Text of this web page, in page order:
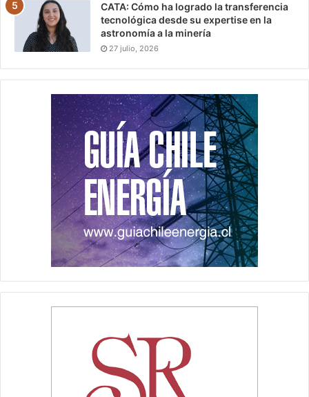
CATA: Cómo ha logrado la transferencia
tecnológica desde su expertise en la
astronomía a la minería
27 julio, 2026